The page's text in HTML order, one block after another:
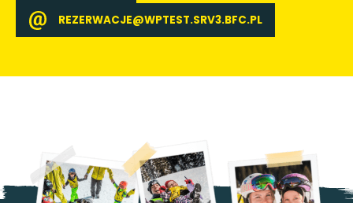
REZERWACJE@WPTEST.SRV3.BFC.PL